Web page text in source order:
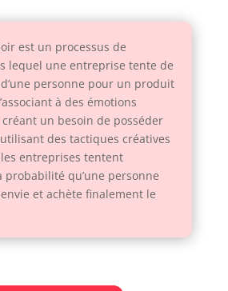
est un processus de
lequel une entreprise tente de
personne pour un produit
à des émotions
un besoin de posséder
des tactiques créatives
entreprises tentent
probabilité qu’une personne
et achète finalement le